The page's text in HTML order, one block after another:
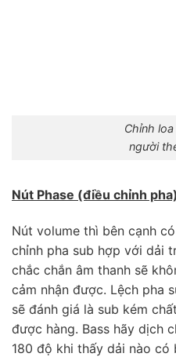
Chỉnh loa sub
người
Nút Phase (điều chỉnh pha)
Nút volume thì bên cạnh
chỉnh pha sub hợp với dải
chắc chắn âm thanh sẽ
cảm nhận được. Lệch pha
sẽ đánh giá là sub kém
được hàng. Bass hãy dịch
180 độ khi thấy dải nào có